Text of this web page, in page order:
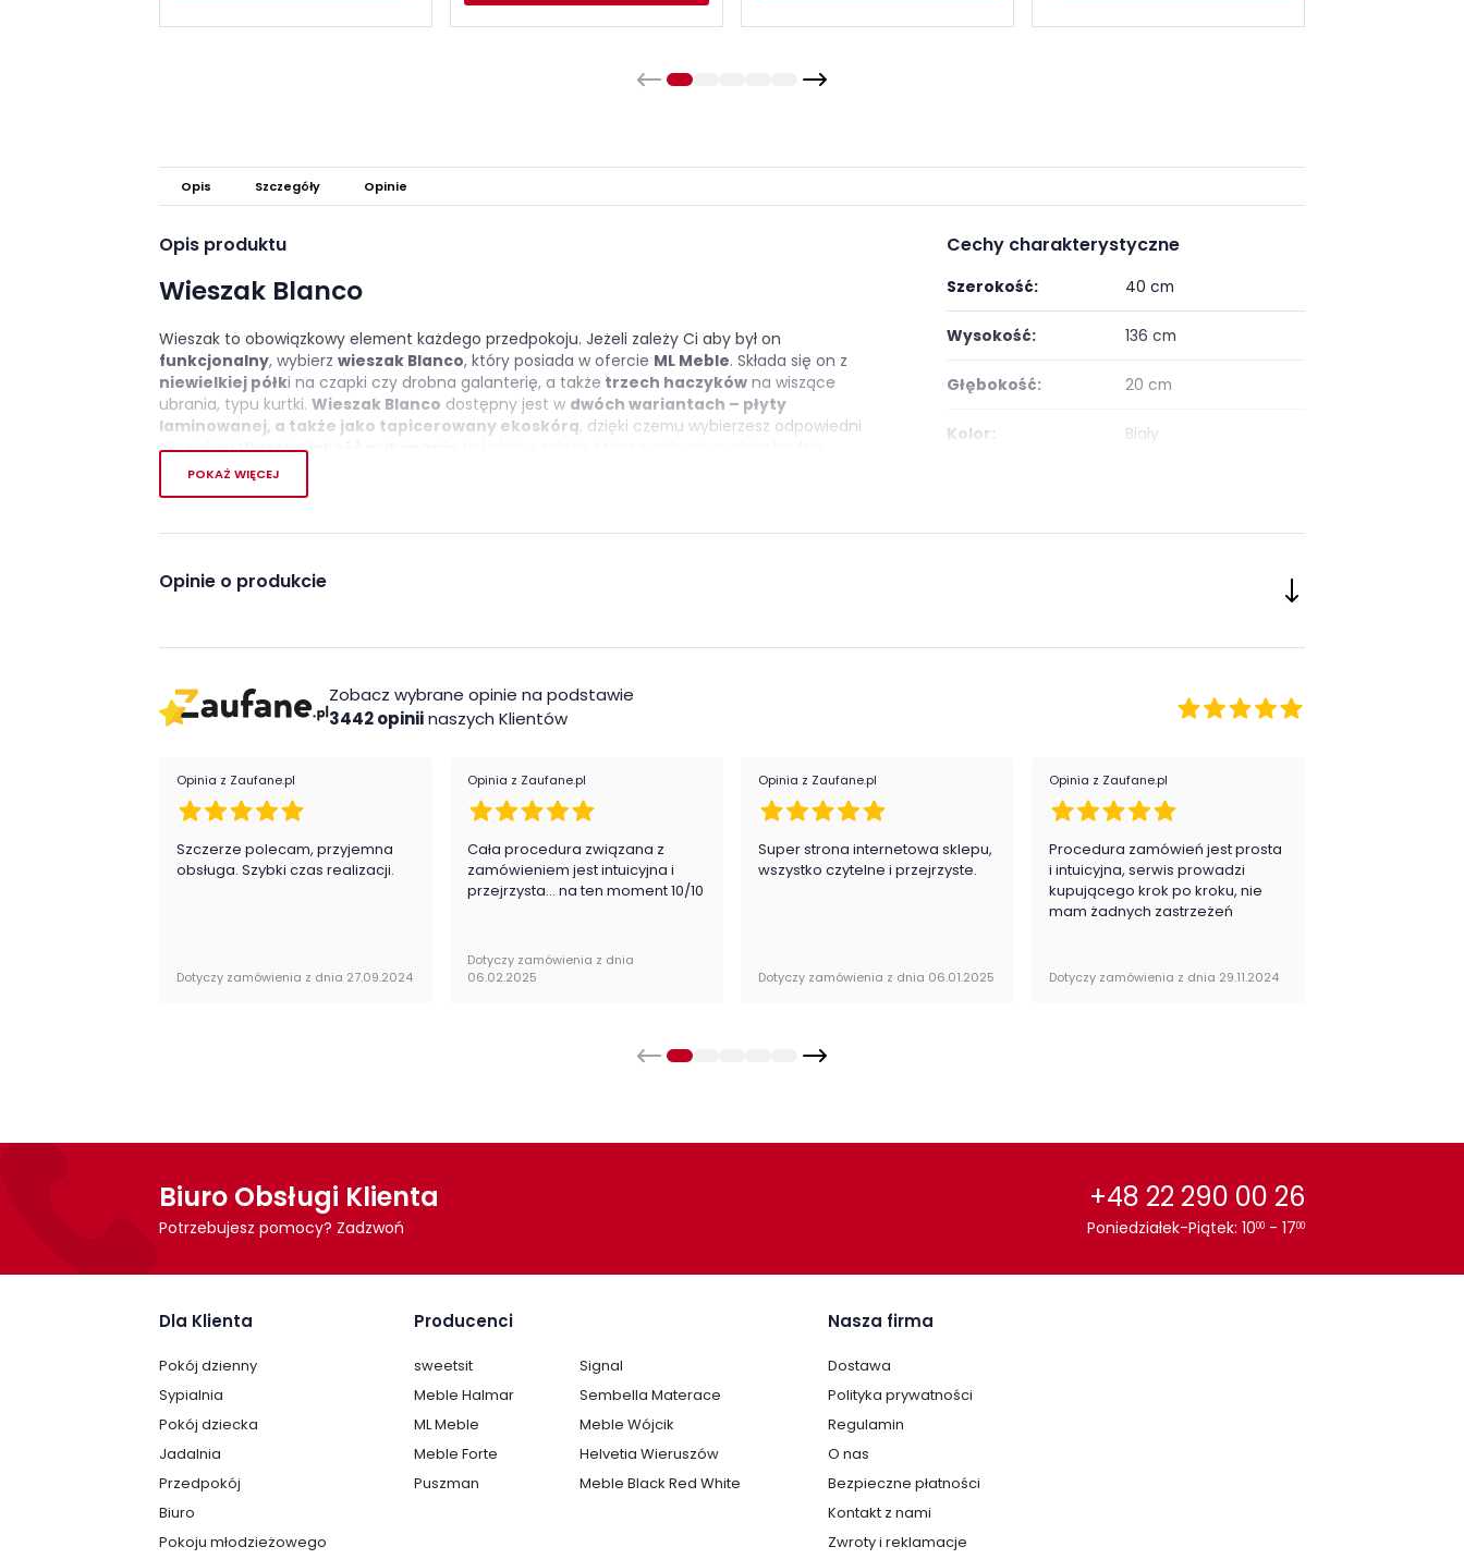
Opis Szczegóły Opinie
Opis produktu
Wieszak Blanco
Wieszak to obowiązkowy element każdego przedpokoju. Jeżeli zależy Ci aby był on
funkcjonalny, wybierz wieszak Blanco, który posiada w ofercie ML Meble. Składa się on z
niewielkiej półki na czapki czy drobna galanterię, a także trzech haczyków na wiszące
ubrania, typu kurtki. Wieszak Blanco dostępny jest w dwóch wariantach – płyty
laminowanej, a także jako tapicerowany ekoskórą, dzięki czemu wybierzesz odpowiedni
dla siebie!Wysoka jakość wykonania
zauważona przy długim użytkowaniu jasnych mebli Blanco!
funkcjonalny wieszak do przedpokoju
Wykonanie
Płyta meblowa
Wieszak Blanco firmy ML Meble jest oryginalnie zapakowany w paczkach wraz z instrukcją
obsługi do samodzielnego montażu.
Cechy charakterystyczne
Szerokość: 40 cm
Wysokość: 136 cm
Głębokość: 20 cm
Kolor: Biały
Montaż:
do samodzielnego
Pokój: Przedpokój
POKAŻ WIĘCEJ
Opinie o produkcie
Zobacz wybrane opinie na podstawie
3442 opiniinaszych Klientów
Opinia z Zaufane.pl
Szczerze polecam, przyjemna
obsługa. Szybki czas realizacji.
Dotyczy zamówienia z dnia 27.09.2024
Opinia z Zaufane.pl
Cała procedura związana z
zamówieniem jest intuicyjna i
przejrzysta... na ten moment 10/10
Dotyczy zamówienia z dnia
06.02.2025
Opinia z Zaufane.pl
Super strona internetowa sklepu,
wszystko czytelne i przejrzyste.
Dotyczy zamówienia z dnia 06.01.2025
Opinia z Zaufane.pl
Procedura zamówień jest prosta
i intuicyjna, serwis prowadzi
kupującego krok po kroku, nie
mam żadnych zastrzeżeń
Dotyczy zamówienia z dnia 29.11.2024
Biuro Obsługi Klienta
Potrzebujesz pomocy? Zadzwoń
+48 22 290 00 26
Poniedziałek-Piątek: 1000 - 1700
Dla Klienta
Pokój dzienny
Sypialnia
Pokój dziecka
Jadalnia
Przedpokój
Biuro
Pokoju młodzieżowego
Producenci
sweetsit
Signal
Meble Halmar
Sembella Materace
ML Meble
Meble Wójcik
Meble Forte
Helvetia Wieruszów
Puszman
Meble Black Red White
Nasza firma
Dostawa
Polityka prywatności
Regulamin
O nas
Bezpieczne płatności
Kontakt z nami
Zwroty i reklamacje